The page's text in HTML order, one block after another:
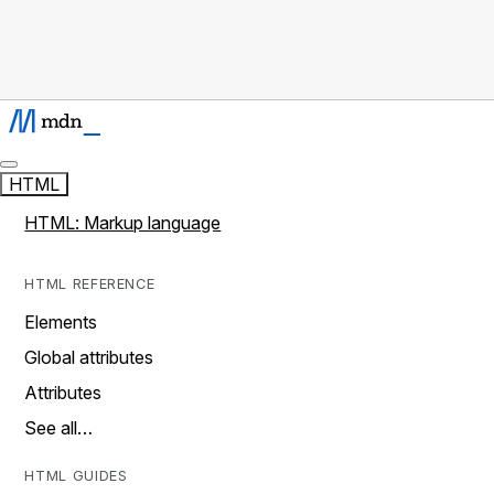
HTML
HTML: Markup language
HTML REFERENCE
Elements
Global attributes
Attributes
See all…
HTML GUIDES